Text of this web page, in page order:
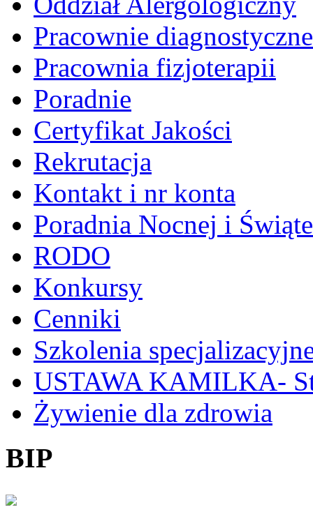
Pracownie diagnostyczne
Pracownia fizjoterapii
Poradnie
Certyfikat Jakości
Rekrutacja
Kontakt i nr konta
Poradnia Nocnej i
RODO
Konkursy
Cenniki
Szkolenia
USTAWA KAMILKA-
Żywienie dla zdrowia
BIP